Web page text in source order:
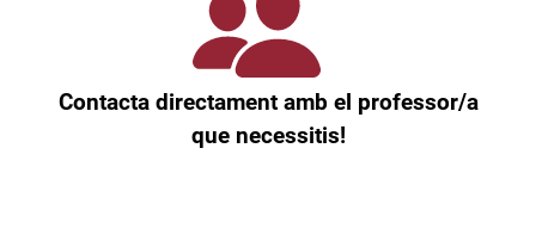
Contacta directament amb el professor/a
que necessitis!